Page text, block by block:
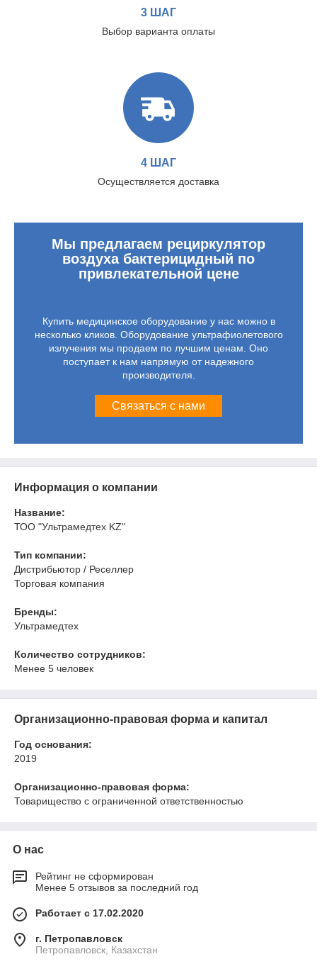
3 ШАГ
Выбор варианта оплаты
4 ШАГ
Осуществляется доставка
Мы предлагаем рециркулятор
воздуха бактерицидный по
привлекательной цене
Купить медицинское оборудование у нас можно в
несколько кликов. Оборудование ультрафиолетового
излучения мы продаем по лучшим ценам. Оно
поступает к нам напрямую от надежного
производителя.
Связаться с нами
Информация о компании
Название:
ТОО "Ультрамедтех KZ"
Тип компании:
Дистрибьютор / Реселлер
Торговая компания
Бренды:
Ультрамедтех
Количество сотрудников:
Менее 5 человек
Организационно-правовая форма и капитал
Год основания:
2019
Организационно-правовая форма:
Товарищество с ограниченной ответственностью
О нас
Рейтинг не сформирован
Менее 5 отзывов за последний год
Работает с 17.02.2020
г. Петропавловск
Петропавловск, Казахстан